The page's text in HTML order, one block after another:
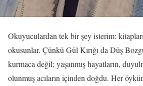
Okuyuculardan tek bir şey isterim:
okusunlar. Çünkü Gül Kırığı da Düş
kurmaca değil; yaşanmış hayatların,
olunmuş acıların içinden doğdu. Her